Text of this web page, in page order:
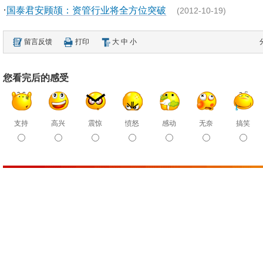
·国泰君安顾颉：资管行业将全方位突破 (2012-10-19)
留言反馈 打印 大 中 小
您看完后的感受
支持 高兴 震惊 愤怒 感动 无奈 搞笑